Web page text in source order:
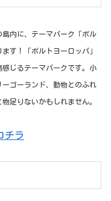
内に、テーマパーク「ポル
す！「ポルトヨーロッパ」
じるテーマパークです。小
ゴーランド、動物とのふれ
足りないかもしれません。
チラ